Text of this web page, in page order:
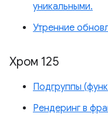
уникальными.
Утренние
Хром 125
Подгруппы
Рендеринг в